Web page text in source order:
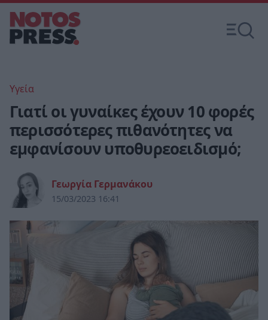
Υγεία
Γιατί οι γυναίκες έχουν 10 φορές
περισσότερες πιθανότητες να
εμφανίσουν υποθυρεοειδισμό;
Γεωργία Γερμανάκου
15/03/2023 16:41